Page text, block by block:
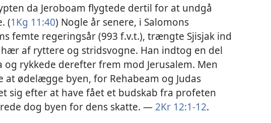
da Jeroboam flygtede dertil for at undgå
(1Kg 11:40) Nogle år senere, i Salomons
femte regeringsår (993 f.v.t.), trængte Sjisjak ind
af ryttere og stridsvogne. Han indtog en del
og rykkede derefter frem mod Jerusalem. Men
at ødelægge byen, for Rehabeam og Judas
sig efter at have fået et budskab fra profeten
dog byen for dens skatte. — 2Kr 12:1-12.